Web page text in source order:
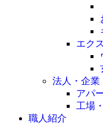
エク
法人・企業
アパ
工場
職人紹介